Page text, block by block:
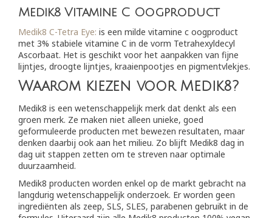
Medik8 Vitamine C Oogproduct
Medik8 C-Tetra Eye: is een milde vitamine c oogproduct
met 3% stabiele vitamine C in de vorm Tetrahexyldecyl
Ascorbaat. Het is geschikt voor het aanpakken van fijne
lijntjes, droogte lijntjes, kraaienpootjes en pigmentvlekjes.
Waarom kiezen voor Medik8?
Medik8 is een wetenschappelijk merk dat denkt als een
groen merk. Ze maken niet alleen unieke, goed
geformuleerde producten met bewezen resultaten, maar
denken daarbij ook aan het milieu. Zo blijft Medik8 dag in
dag uit stappen zetten om te streven naar optimale
duurzaamheid.
Medik8 producten worden enkel op de markt gebracht na
langdurig wetenschappelijk onderzoek. Er worden geen
ingrediënten als zeep, SLS, SLES, parabenen gebruikt in de